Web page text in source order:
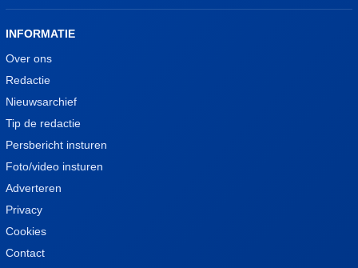
INFORMATIE
Over ons
Redactie
Nieuwsarchief
Tip de redactie
Persbericht insturen
Foto/video insturen
Adverteren
Privacy
Cookies
Contact